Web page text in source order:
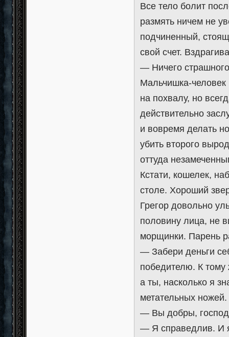
Все тело болит
размять ничем не
подчиненный,
свой счет.
— Ничего
Мальчишка-человек
на похвалу, но
действительно
и вовремя делать
убить второго
оттуда
Кстати, кошелек,
столе. Хороший
Грегор довольно
половину лица, не
морщинки. Парень
— Забери деньги
победителю. К тому
а ты, насколько я
метательных ножей.
— Вы добры,
— Я справедлив. И